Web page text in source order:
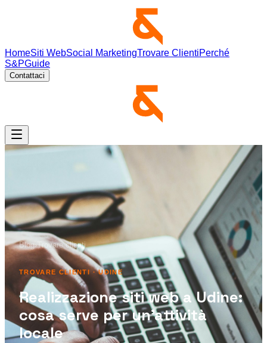
HomeSiti WebSocial MarketingTrovare ClientiPerché
S&PGuide
Contattaci
Blog›Trovare clienti
TROVARE CLIENTI· UDINE
Realizzazione siti web a Udine:
cosa serve per un'attività
locale